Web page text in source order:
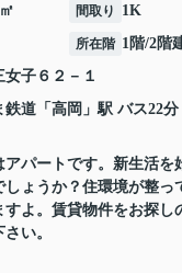
間取り 1K
所在階 1階/2階
女子 ６２－１
鉄道 「 高岡 」駅 バス22
アパートです。新生活を
しょうか？住環境が整っ
すよ。賃貸物件をお探し
い。